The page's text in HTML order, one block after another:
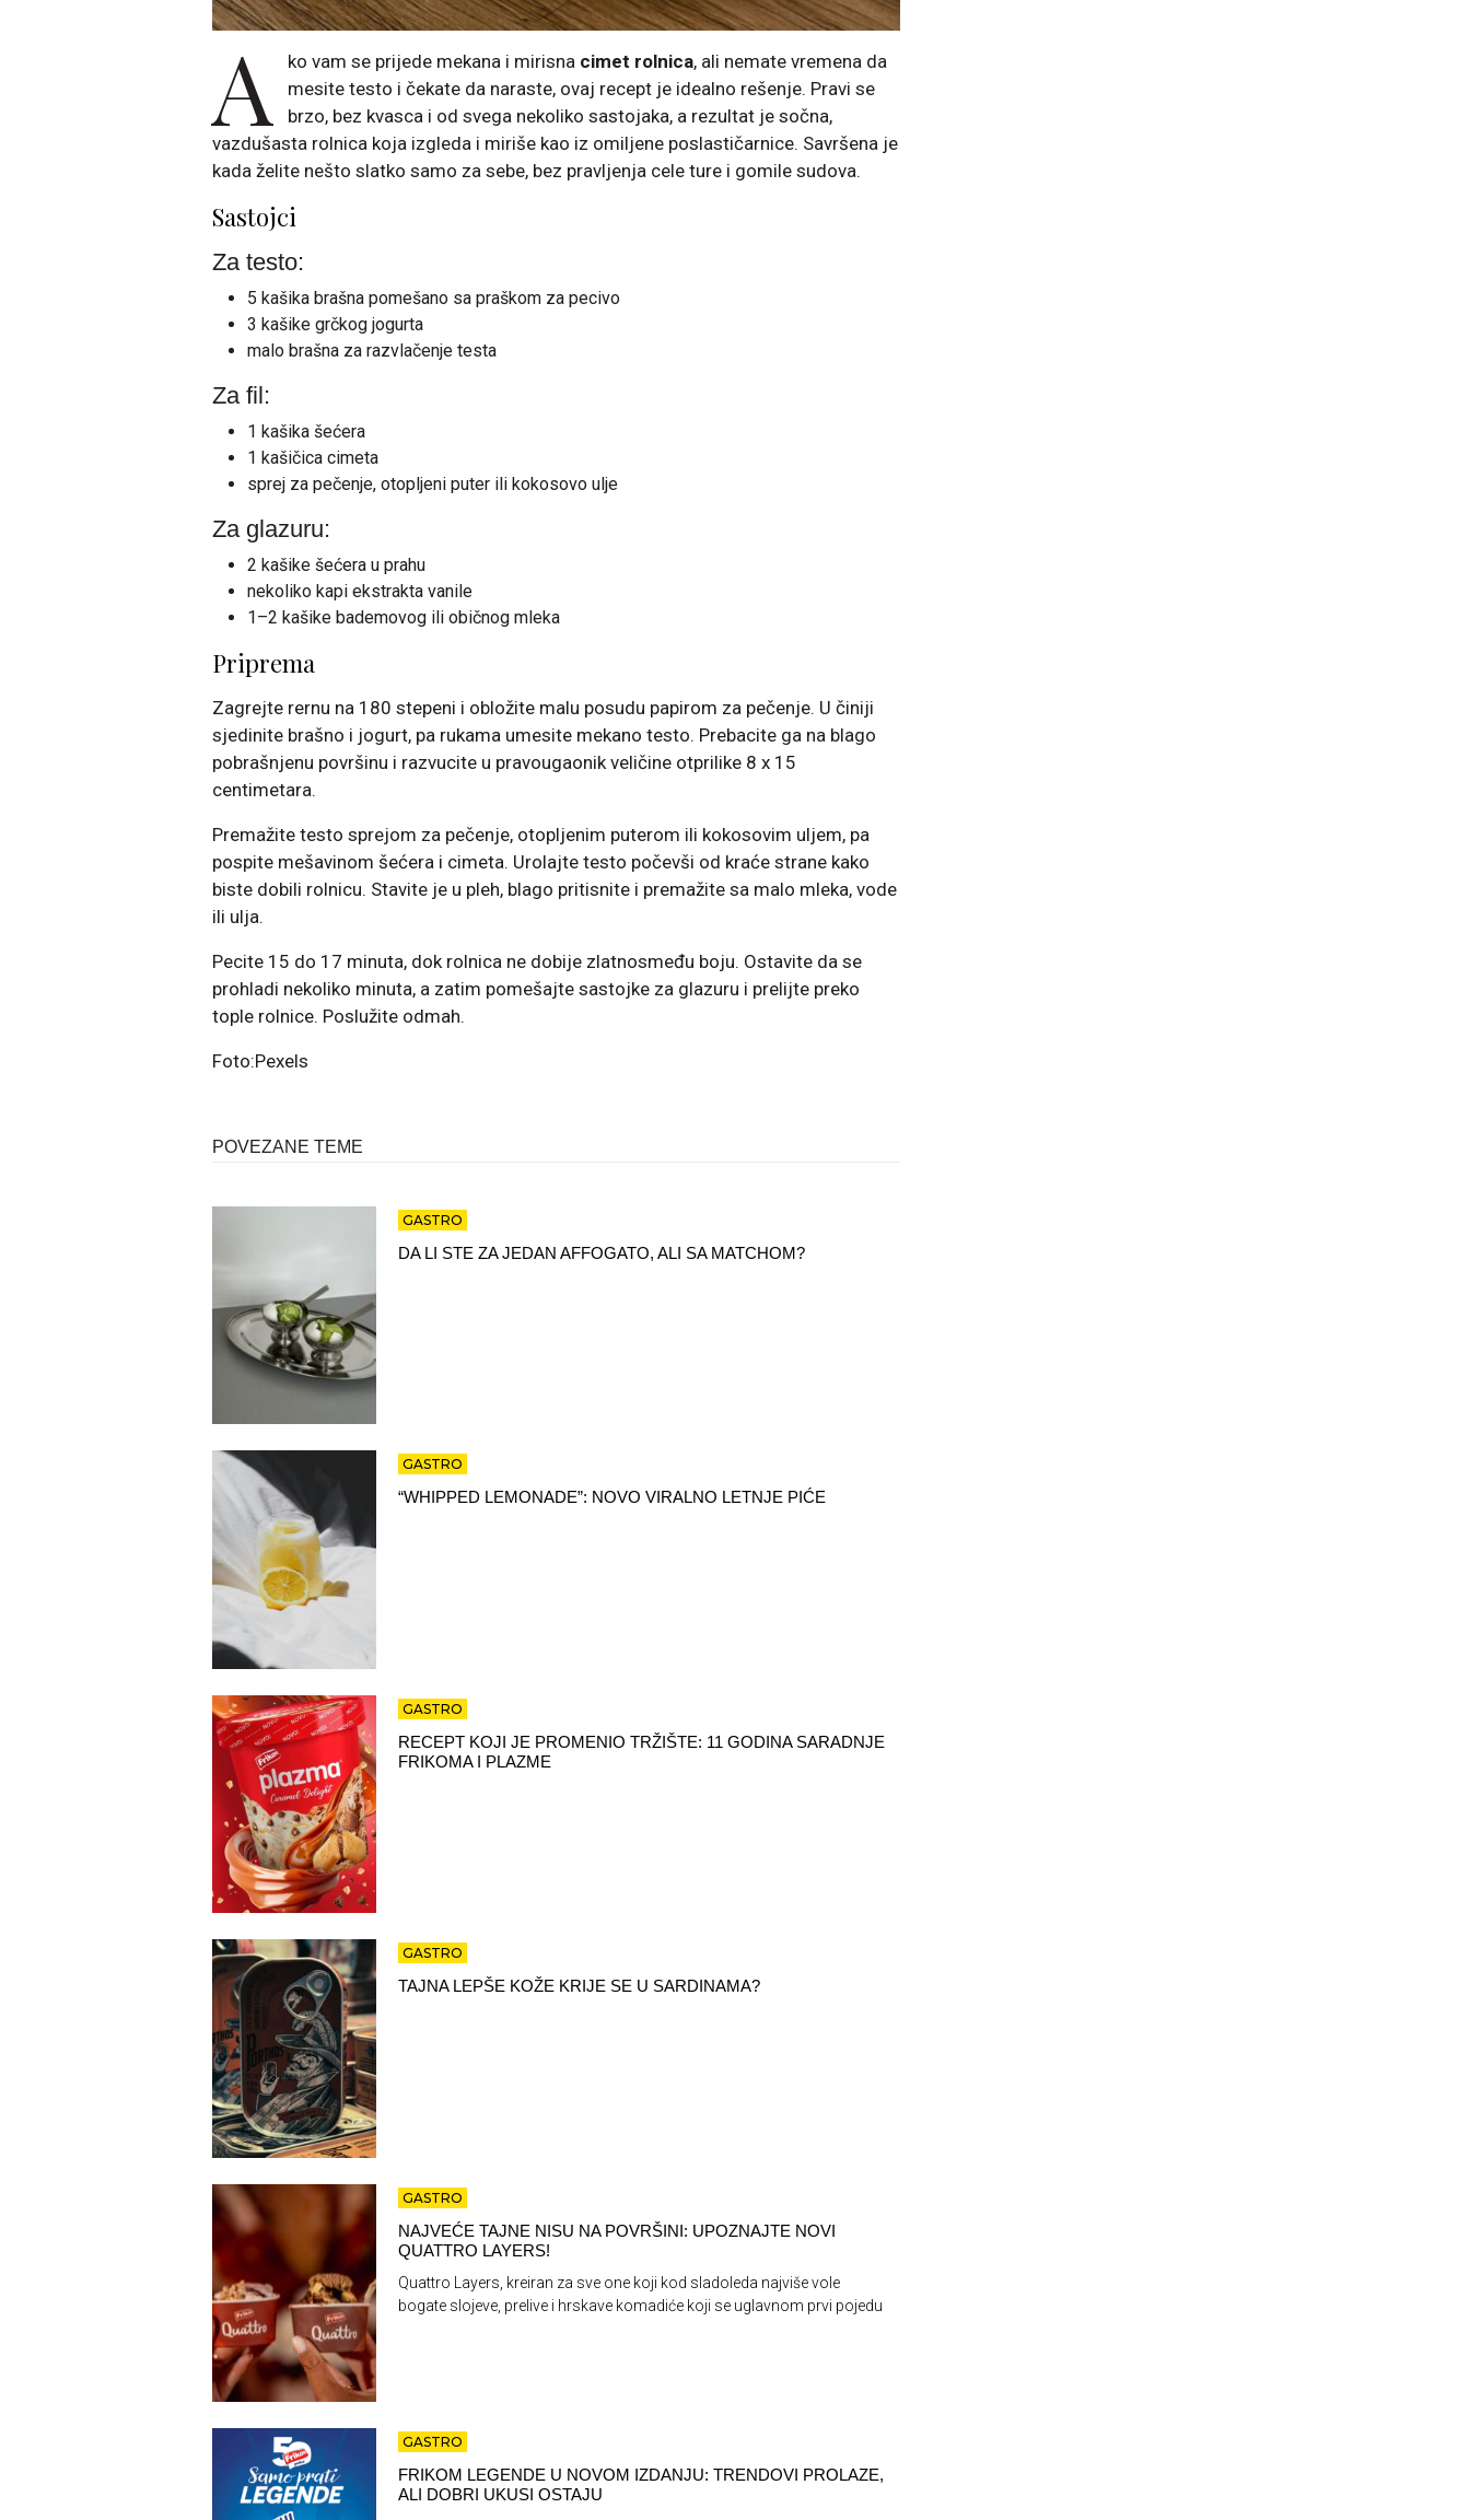
A ko vam se prijede mekana i mirisna cimet rolnica, ali nemate vremena da
mesite testo i čekate da naraste, ovaj recept je idealno rešenje. Pravi se
brzo, bez kvasca i od svega nekoliko sastojaka, a rezultat je sočna,
vazdušasta rolnica koja izgleda i miriše kao iz omiljene poslastičarnice. Savršena je
kada želite nešto slatko samo za sebe, bez pravljenja cele ture i gomile sudova.
Sastojci
Za testo:
5 kašika brašna pomešano sa praškom za pecivo
3 kašike grčkog jogurta
malo brašna za razvlačenje testa
Za fil:
1 kašika šećera
1 kašičica cimeta
sprej za pečenje, otopljeni puter ili kokosovo ulje
Za glazuru:
2 kašike šećera u prahu
nekoliko kapi ekstrakta vanile
1–2 kašike bademovog ili običnog mleka
Priprema
Zagrejte rernu na 180 stepeni i obložite malu posudu papirom za pečenje. U činiji
sjedinite brašno i jogurt, pa rukama umesite mekano testo. Prebacite ga na blago
pobrašnjenu površinu i razvucite u pravougaonik veličine otprilike 8 x 15
centimetara.
Premažite testo sprejom za pečenje, otopljenim puterom ili kokosovim uljem, pa
pospite mešavinom šećera i cimeta. Urolajte testo počevši od kraće strane kako
biste dobili rolnicu. Stavite je u pleh, blago pritisnite i premažite sa malo mleka, vode
ili ulja.
Pecite 15 do 17 minuta, dok rolnica ne dobije zlatnosmeđu boju. Ostavite da se
prohladi nekoliko minuta, a zatim pomešajte sastojke za glazuru i prelijte preko
tople rolnice. Poslužite odmah.
Foto:Pexels
POVEZANE TEME
GASTRO
DA LI STE ZA JEDAN AFFOGATO, ALI SA MATCHOM?
GASTRO
“WHIPPED LEMONADE”: NOVO VIRALNO LETNJE PIĆE
GASTRO
RECEPT KOJI JE PROMENIO TRŽIŠTE: 11 GODINA SARADNJE
FRIKOMA I PLAZME
GASTRO
TAJNA LEPŠE KOŽE KRIJE SE U SARDINAMA?
GASTRO
NAJVEĆE TAJNE NISU NA POVRŠINI: UPOZNAJTE NOVI
QUATTRO LAYERS!
Quattro Layers, kreiran za sve one koji kod sladoleda najviše vole
bogate slojeve, prelive i hrskave komadiće koji se uglavnom prvi pojedu
GASTRO
FRIKOM LEGENDE U NOVOM IZDANJU: TRENDOVI PROLAZE,
ALI DOBRI UKUSI OSTAJU